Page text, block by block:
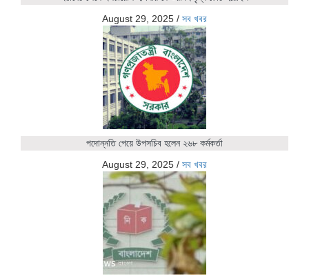
August 29, 2025 / সব খবর
পদোন্নতি পেয়ে উপসচিব হলেন ২৬৮ কর্মকর্তা
August 29, 2025 / সব খবর